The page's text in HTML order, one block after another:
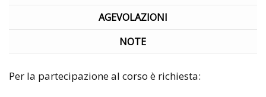
AGEVOLAZIONI
NOTE
Per la partecipazione al corso è richiesta: